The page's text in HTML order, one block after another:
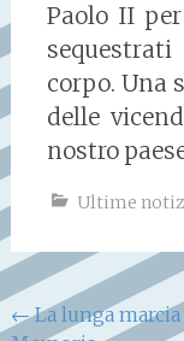
Paolo II
corpo. Una
delle
nostro
Ultime
Navigazione
←La lunga